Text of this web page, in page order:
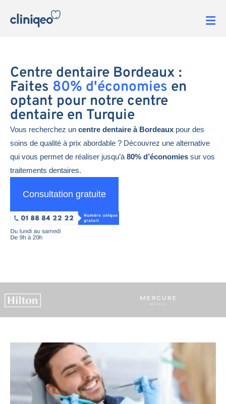
Centre dentaire Bordeaux :
Faites 80% d'économies en
optant pour notre centre
dentaire en Turquie
Vous recherchez un centre dentaire à Bordeaux pour des
soins de qualité à prix abordable ? Découvrez une alternative
qui vous permet de réaliser jusqu’à 80% d’économies sur vos
traitements dentaires.
Consultation gratuite